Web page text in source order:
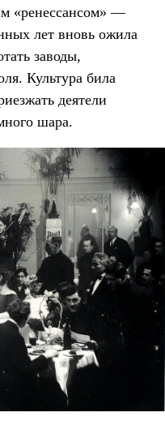
«ренессансом» —
лет вновь ожила
заводы,
Культура била
деятели
шара.